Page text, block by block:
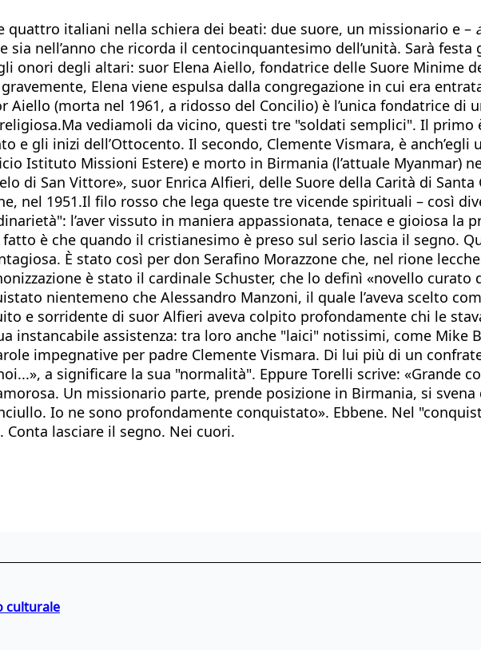
quattro italiani nella schiera dei beati: due suore, un missionario e –
sia nell’anno che ricorda il centocinquantesimo dell’unità. Sarà
onori degli altari: suor Elena Aiello, fondatrice delle Suore Minime
Elena viene espulsa dalla congregazione in cui era
(morta nel 1961, a ridosso del Concilio) è l’unica fondatrice di
vediamoli da vicino, questi tre "soldati semplici". Il primo
e gli inizi dell’Ottocento. Il secondo, Clemente Vismara, è
Istituto Missioni Estere) e morto in Birmania (l’attuale Myanmar)
di San Vittore», suor Enrica Alfieri, delle Suore della Carità di
nel 1951.Il filo rosso che lega queste tre vicende spirituali – così
l’aver vissuto in maniera appassionata, tenace e gioiosa la
è che quando il cristianesimo è preso sul serio lascia il segno.
È stato così per don Serafino Morazzone che, nel rione
è stato il cardinale Schuster, che lo definì «novello curato
nientemeno che Alessandro Manzoni, il quale l’aveva scelto
e sorridente di suor Alfieri aveva colpito profondamente chi le
instancabile assistenza: tra loro anche "laici" notissimi, come Mike
impegnative per padre Clemente Vismara. Di lui più di un
a significare la sua "normalità". Eppure Torelli scrive: «Grande
Un missionario parte, prende posizione in Birmania, si
Io ne sono profondamente conquistato». Ebbene. Nel
lasciare il segno. Nei cuori.
culturale